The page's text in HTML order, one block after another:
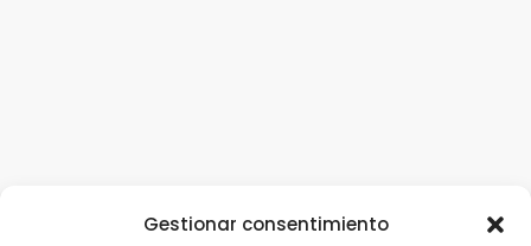
Gestionar consentimiento